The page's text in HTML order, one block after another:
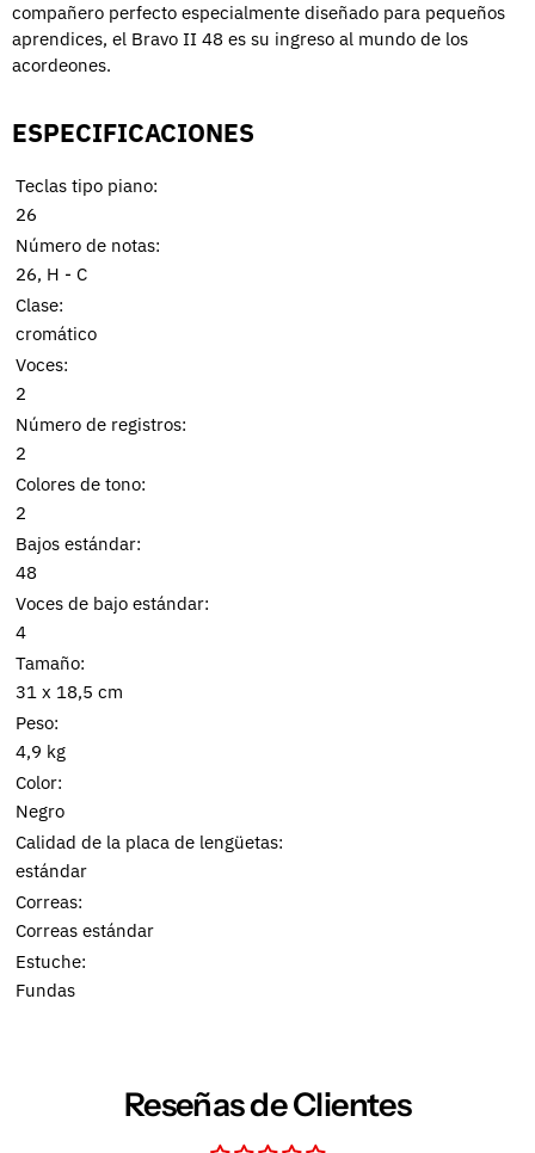
compañero perfecto especialmente diseñado para pequeños
aprendices, el Bravo II 48 es su ingreso al mundo de los
acordeones.
ESPECIFICACIONES
Teclas tipo piano:
26
Número de notas:
26, H - C
Clase:
cromático
Voces:
2
Número de registros:
2
Colores de tono:
2
Bajos estándar:
48
Voces de bajo estándar:
4
Tamaño:
31 x 18,5 cm
Peso:
4,9 kg
Color:
Negro
Calidad de la placa de lengüetas:
estándar
Correas:
Correas estándar
Estuche:
Fundas
Reseñas de Clientes